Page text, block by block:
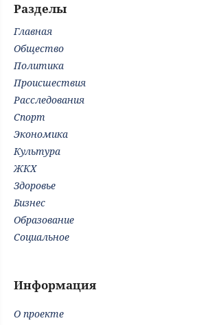
Разделы
Главная
Общество
Политика
Происшествия
Расследования
Спорт
Экономика
Культура
ЖКХ
Здоровье
Бизнес
Образование
Социальное
Информация
О проекте